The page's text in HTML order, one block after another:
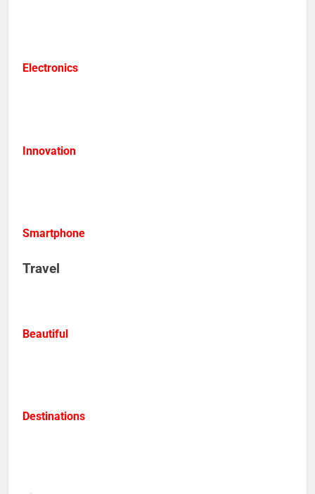
Electronics
Innovation
Smartphone
Travel
Beautiful
Destinations